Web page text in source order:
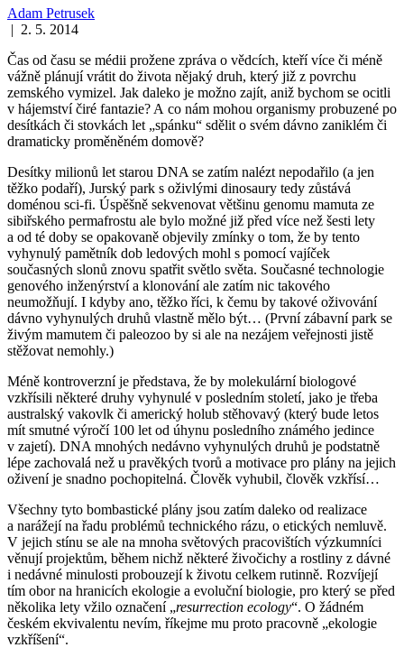
Adam Petrusek
| 2. 5. 2014
Čas od času se médii prožene zpráva o vědcích, kteří více či méně
vážně plánují vrátit do života nějaký druh, který již z povrchu
zemského vymizel. Jak daleko je možno zajít, aniž bychom se ocitli
v hájemství čiré fantazie? A co nám mohou organismy probuzené po
desítkách či stovkách let „spánku“ sdělit o svém dávno zaniklém či
dramaticky proměněném domově?
Desítky milionů let starou DNA se zatím nalézt nepodařilo (a jen
těžko podaří), Jurský park s oživlými dinosaury tedy zůstává
doménou sci-fi. Úspěšně sekvenovat většinu genomu mamuta ze
sibiřského permafrostu ale bylo možné již před více než šesti lety
a od té doby se opakovaně objevily zmínky o tom, že by tento
vyhynulý pamětník dob ledových mohl s pomocí vajíček
současných slonů znovu spatřit světlo světa. Současné technologie
genového inženýrství a klonování ale zatím nic takového
neumožňují. I kdyby ano, těžko říci, k čemu by takové oživování
dávno vyhynulých druhů vlastně mělo být… (První zábavní park se
živým mamutem či paleozoo by si ale na nezájem veřejnosti jistě
stěžovat nemohly.)
Méně kontroverzní je představa, že by molekulární biologové
vzkřísili některé druhy vyhynulé v posledním století, jako je třeba
australský vakovlk či americký holub stěhovavý (který bude letos
mít smutné výročí 100 let od úhynu posledního známého jedince
v zajetí). DNA mnohých nedávno vyhynulých druhů je podstatně
lépe zachovalá než u pravěkých tvorů a motivace pro plány na jejich
oživení je snadno pochopitelná. Člověk vyhubil, člověk vzkřísí…
Všechny tyto bombastické plány jsou zatím daleko od realizace
a narážejí na řadu problémů technického rázu, o etických nemluvě.
V jejich stínu se ale na mnoha světových pracovištích výzkumníci
věnují projektům, během nichž některé živočichy a rostliny z dávné
i nedávné minulosti probouzejí k životu celkem rutinně. Rozvíjejí
tím obor na hranicích ekologie a evoluční biologie, pro který se před
několika lety vžilo označení „resurrection ecology“. O žádném
českém ekvivalentu nevím, říkejme mu proto pracovně „ekologie
vzkříšení“.